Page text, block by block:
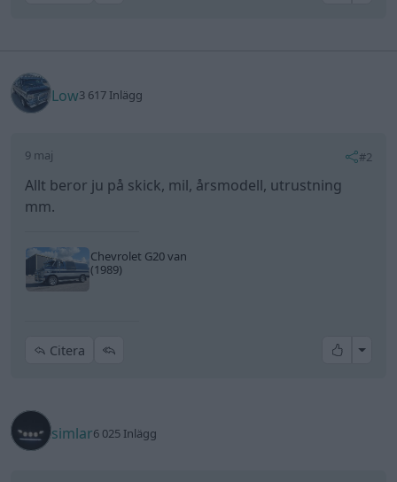
Low3 617 Inlägg
9 maj #2
Allt beror ju på skick, mil, årsmodell, utrustning
mm.
Chevrolet G20 van
(1989)
Citera All
simlar6 025 Inlägg